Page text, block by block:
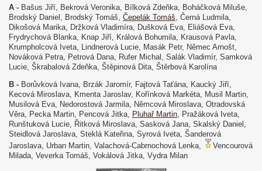
A - Bašus Jiří, Bekrová Veronika, Bílková Zdeňka, Boháčková Miluše,
Brodský Daniel, Brodský Tomáš, Čepelák Tomáš , Černá Ludmila,
Dikošová Marika, Držková Vladimíra, Dušková Eva, Eliášová Eva,
Frydrychová Blanka, Knap Jiří, Králová Bohumila, Krausová Pavla,
Krumpholcová Iveta, Lindnerová Lucie, Masák Petr, Němec Arnošt,
Nováková Petra, Petrová Dana, Rufer Michal, Salák Vladimír, Samková
Lucie, Škrabalová Zdeňka, Štěpinová Dita, Štěrbová Karolína
B - Borůvková Ivana, Brzák Jaromír, Fajtová Taťána, Kaucký Jiří,
Kecová Miroslava, Kmenta Jaroslav, Kořínková Markéta, Musil Martin,
Musilová Eva, Nedorostová Jarmila, Němcová Miroslava, Otradovská
Věra, Pecka Martin, Pencová Jitka,
Pluhař Martin , Pražáková Iveta,
Runštuková Lucie, Řitková Miroslava, Sasková Jana, Skalský Daniel,
Steidlová Jaroslava, Steklá Kateřina, Syrová Iveta, Šanderová
Jaroslava, Urban Martin, Valachová-Cabrnochová Lenka,
Vencourová
Milada, Veverka Tomáš, Vokálová Jitka, Vydra Milan